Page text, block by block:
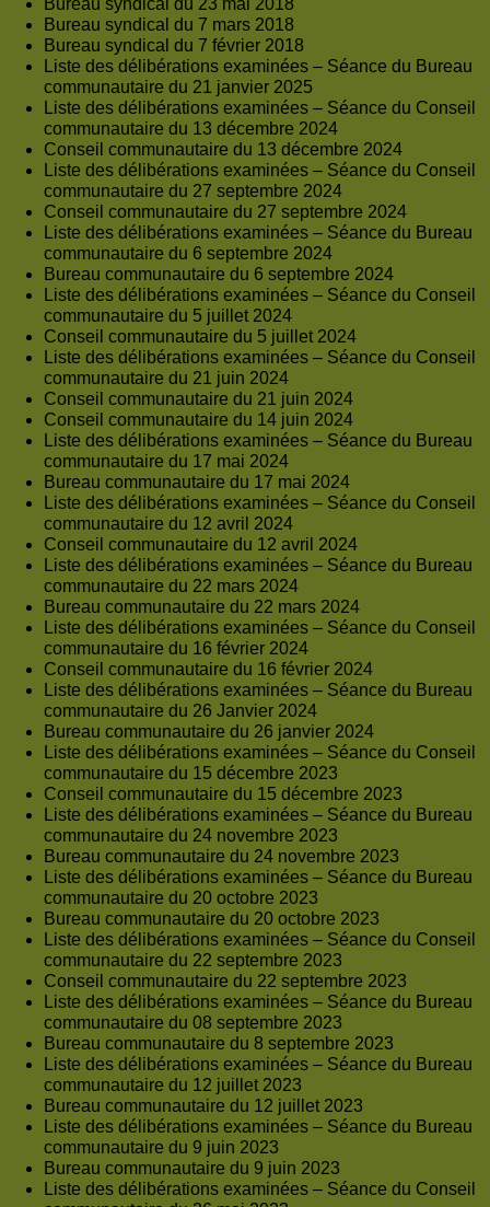
Bureau syndical du 7 mars 2018
Bureau syndical du 7 février 2018
Liste des délibérations examinées – Séance du Bureau
communautaire du 21 janvier 2025
Liste des délibérations examinées – Séance du Conseil
communautaire du 13 décembre 2024
Conseil communautaire du 13 décembre 2024
Liste des délibérations examinées – Séance du Conseil
communautaire du 27 septembre 2024
Conseil communautaire du 27 septembre 2024
Liste des délibérations examinées – Séance du Bureau
communautaire du 6 septembre 2024
Bureau communautaire du 6 septembre 2024
Liste des délibérations examinées – Séance du Conseil
communautaire du 5 juillet 2024
Conseil communautaire du 5 juillet 2024
Liste des délibérations examinées – Séance du Conseil
communautaire du 21 juin 2024
Conseil communautaire du 21 juin 2024
Conseil communautaire du 14 juin 2024
Liste des délibérations examinées – Séance du Bureau
communautaire du 17 mai 2024
Bureau communautaire du 17 mai 2024
Liste des délibérations examinées – Séance du Conseil
communautaire du 12 avril 2024
Conseil communautaire du 12 avril 2024
Liste des délibérations examinées – Séance du Bureau
communautaire du 22 mars 2024
Bureau communautaire du 22 mars 2024
Liste des délibérations examinées – Séance du Conseil
communautaire du 16 février 2024
Conseil communautaire du 16 février 2024
Liste des délibérations examinées – Séance du Bureau
communautaire du 26 Janvier 2024
Bureau communautaire du 26 janvier 2024
Liste des délibérations examinées – Séance du Conseil
communautaire du 15 décembre 2023
Conseil communautaire du 15 décembre 2023
Liste des délibérations examinées – Séance du Bureau
communautaire du 24 novembre 2023
Bureau communautaire du 24 novembre 2023
Liste des délibérations examinées – Séance du Bureau
communautaire du 20 octobre 2023
Bureau communautaire du 20 octobre 2023
Liste des délibérations examinées – Séance du Conseil
communautaire du 22 septembre 2023
Conseil communautaire du 22 septembre 2023
Liste des délibérations examinées – Séance du Bureau
communautaire du 08 septembre 2023
Bureau communautaire du 8 septembre 2023
Liste des délibérations examinées – Séance du Bureau
communautaire du 12 juillet 2023
Bureau communautaire du 12 juillet 2023
Liste des délibérations examinées – Séance du Bureau
communautaire du 9 juin 2023
Bureau communautaire du 9 juin 2023
Liste des délibérations examinées – Séance du Conseil